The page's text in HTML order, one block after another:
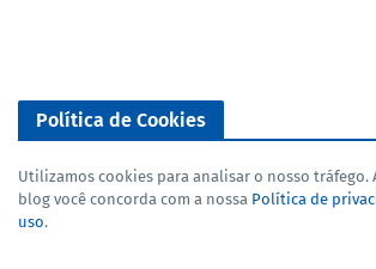
Política de Cookies
Utilizamos cookies para analisar o nosso tráfego.
blog você concorda com a nossa Política de
uso.